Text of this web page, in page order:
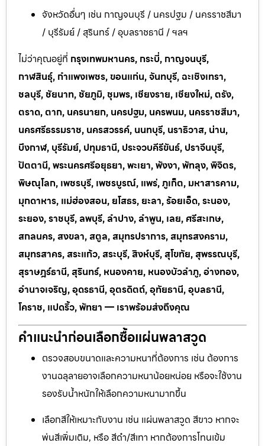
จังหวัดอื่นๆ เช่น กาญจนบุรี / นครปฐม / นครราชสีมา
/ บุรีรัมย์ / สุรินทร์ / อุบลราชธานี / ฯลฯ
ไม่ว่าคุณอยู่ที่ กรุงเทพมหานคร, กระบี่, กาญจนบุรี,
กาฬสินธุ์, กำแพงเพชร, ขอนแก่น, จันทบุรี, ฉะเชิงเทรา,
ชลบุรี, ชัยนาท, ชัยภูมิ, ชุมพร, เชียงราย, เชียงใหม่, ตรัง,
ตราด, ตาก, นครนายก, นครปฐม, นครพนม, นครราชสีมา,
นครศรีธรรมราช, นครสวรรค์, นนทบุรี, นราธิวาส, น่าน,
บึงกาฬ, บุรีรัมย์, ปทุมธานี, ประจวบคีรีขันธ์, ปราจีนบุรี,
ปัตตานี, พระนครศรีอยุธยา, พะเยา, พังงา, พัทลุง, พิจิตร,
พิษณุโลก, เพชรบุรี, เพชรบูรณ์, แพร่, ภูเก็ต, มหาสารคาม,
มุกดาหาร, แม่ฮ่องสอน, ยโสธร, ยะลา, ร้อยเอ็ด, ระนอง,
ระยอง, ราชบุรี, ลพบุรี, ลำปาง, ลำพูน, เลย, ศรีสะเกษ,
สกลนคร, สงขลา, สตูล, สมุทรปราการ, สมุทรสงคราม,
สมุทรสาคร, สระแก้ว, สระบุรี, สิงห์บุรี, สุโขทัย, สุพรรณบุรี,
สุราษฎร์ธานี, สุรินทร์, หนองคาย, หนองบัวลำภู, อ่างทอง,
อำนาจเจริญ, อุดรธานี, อุตรดิตถ์, อุทัยธานี, อุบลธานี,
โคราช, แปดริ้ว, พัทยา — เราพร้อมส่งถึงคุณ
คำแนะนำก่อนเลือกซื้อแผ่นพลาสวูด
ตรวจสอบขนาดและความหนาที่ต้องการ เช่น ต้องการ
งานฉลุลายอาจเลือกความหนาน้อยหน่อย หรือจะใช้งาน
รองรับน้ำหนักให้เลือกความหนามากขึ้น
เลือกสีให้เหมาะกับงาน เช่น แผ่นพลาสวูด สีขาว หากจะ
พ่นสีเพิ่มเติม, หรือ สีดำ/สีเทา หากต้องการโทนเข้ม